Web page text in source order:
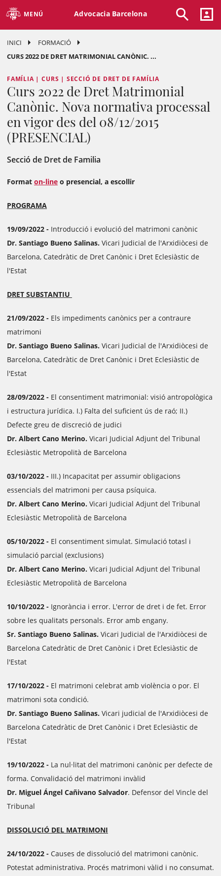
MENÚ Advocacia Barcelona
INICI
FORMACIÓ
CURS 2022 DE DRET MATRIMONIAL CANÒNIC. ...
FAMÍLIA | CURS | SECCIÓ DE DRET DE FAMÍLIA
Curs 2022 de Dret Matrimonial
Canònic. Nova normativa processal
en vigor des del 08/12/2015
(PRESENCIAL)
Secció de Dret de Familia
Format on-line o presencial, a escollir
PROGRAMA
19/09/2022 - Introducció i evolució del matrimoni canònic
Dr. Santiago Bueno Salinas. Vicari Judicial de l'Arxidiòcesi de
Barcelona, Catedràtic de Dret Canònic i Dret Eclesiàstic de
l'Estat
DRET SUBSTANTIU
21/09/2022 - Els impediments canònics per a contraure
matrimoni
Dr. Santiago Bueno Salinas. Vicari Judicial de l'Arxidiòcesi de
Barcelona, Catedràtic de Dret Canònic i Dret Eclesiàstic de
l'Estat
28/09/2022 - El consentiment matrimonial: visió antropològica
i estructura jurídica. I.) Falta del suficient ús de raó; II.)
Defecte greu de discreció de judici
Dr. Albert Cano Merino. Vicari Judicial Adjunt del Tribunal
Eclesiàstic Metropolità de Barcelona
03/10/2022 - III.) Incapacitat per assumir obligacions
essencials del matrimoni per causa psíquica.
Dr. Albert Cano Merino. Vicari Judicial Adjunt del Tribunal
Eclesiàstic Metropolità de Barcelona
05/10/2022 - El consentiment simulat. Simulació totasl i
simulació parcial (exclusions)
Dr. Albert Cano Merino. Vicari Judicial Adjunt del Tribunal
Eclesiàstic Metropolità de Barcelona
10/10/2022 - Ignorància i error. L'error de dret i de fet. Error
sobre les qualitats personals. Error amb engany.
Sr. Santiago Bueno Salinas. Vicari Judicial de l'Arxidiòcesi de
Barcelona Catedràtic de Dret Canònic i Dret Eclesiàstic de
l'Estat
17/10/2022 - El matrimoni celebrat amb violència o por. El
matrimoni sota condició.
Dr. Santiago Bueno Salinas. Vicari judicial de l'Arxidiòcesi de
Barcelona Catedràtic de Dret Canònic i Dret Eclesiàstic de
l'Estat
19/10/2022 - La nul·litat del matrimoni canònic per defecte de
forma. Convalidació del matrimoni invàlid
Dr. Miguel Ángel Cañivano Salvador. Defensor del Vincle del
Tribunal
DISSOLUCIÓ DEL MATRIMONI
24/10/2022 - Causes de dissolució del matrimoni canònic.
Potestat administrativa. Procés matrimoni vàlid i no consumat.